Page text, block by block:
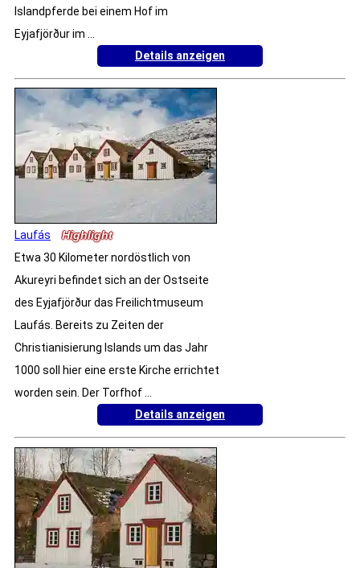
Islandpferde bei einem Hof im
Eyjafjörður im ...
Details anzeigen
Laufás
Highlight
Etwa 30 Kilometer nordöstlich von
Akureyri befindet sich an der Ostseite
des Eyjafjörður das Freilichtmuseum
Laufás. Bereits zu Zeiten der
Christianisierung Islands um das Jahr
1000 soll hier eine erste Kirche errichtet
worden sein. Der Torfhof ...
Details anzeigen